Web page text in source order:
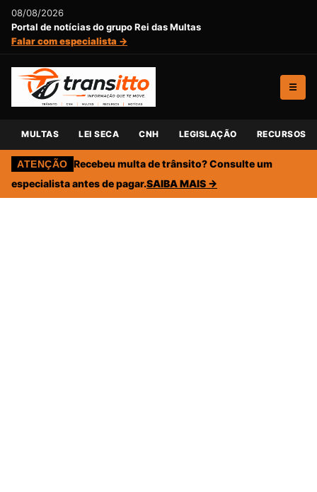
08/08/2026
Portal de notícias do grupo Rei das Multas
Falar com especialista →
☰
MULTAS LEI SECA CNH LEGISLAÇÃO RECURSOS
ATENÇÃO Recebeu multa de trânsito? Consulte um
especialista antes de pagar.SAIBA MAIS →